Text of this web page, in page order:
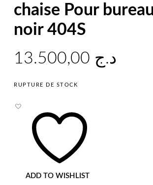
chaise Pour
noir 404S
د.ج
RUPTURE DE STOCK
ADD TO WISHLIST